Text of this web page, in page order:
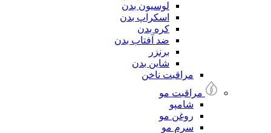
لوسیون بدن
اسکراپ بدن
کره بدن
ضد آفتاب بدن
برنزر
شاین بدن
مراقبت ناخن
مراقبت مو
شامپو
روغن مو
سرم مو